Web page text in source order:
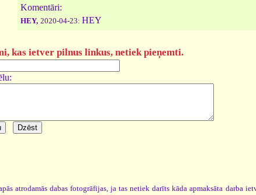
Komentāri:
HEY, 2020-04-23: HEY
kas ietver pilnus linkus, netiek pieņemti.
atrodamās dabas fotogrāfijas, ja tas netiek darīts kāda apmaksāta darba